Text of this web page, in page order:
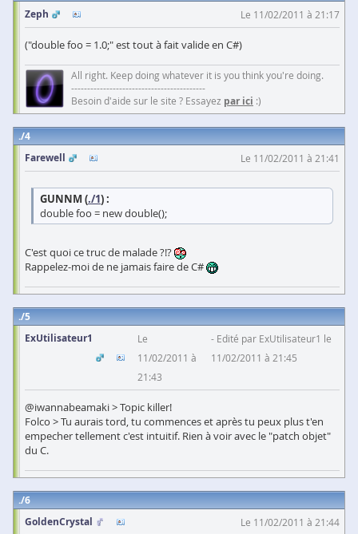
Zeph
Le 11/02/2011 à 21:17
("double foo = 1.0;" est tout à fait valide en C#)
All right. Keep doing whatever it is you think you're doing.
------------------------------------------
Besoin d'aide sur le site ? Essayez par ici :)
4
Farewell
Le 11/02/2011 à 21:41
GUNNM (./1) :
double foo = new double();
C'est quoi ce truc de malade ?!?
Rappelez-moi de ne jamais faire de C#
5
ExUtilisateur1
Le
11/02/2011 à
21:43
Edité par ExUtilisateur1 le
11/02/2011 à 21:45
@iwannabeamaki > Topic killer!
Folco > Tu aurais tord, tu commences et après tu peux plus t'en
empecher tellement c'est intuitif. Rien à voir avec le "patch objet"
du C.
6
GoldenCrystal
Le 11/02/2011 à 21:44